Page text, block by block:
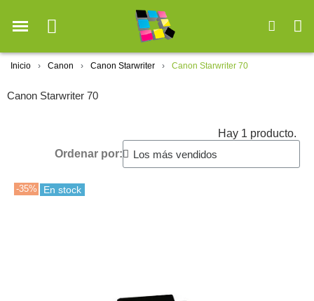
Inicio Canon Canon Starwriter Canon Starwriter 70
Canon Starwriter 70
Hay 1 producto.
Ordenar por:
-35% En stock